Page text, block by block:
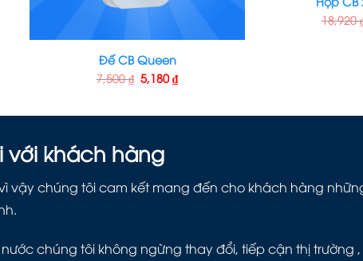
Đế CB Queen
7,500₫ 5,180₫
18,920
với khách hàng
vậy chúng tôi cam kết mang đến cho khách hàng
chúng tôi không ngừng thay đổi, tiếp cận thị trường ,